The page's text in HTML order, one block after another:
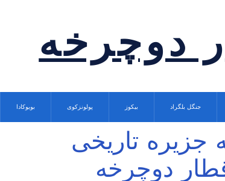
دوچرخه
بویوکادا پولونزکوی بیکوز جنگل بلگراد
جزیره تاریخی
دوچرخه